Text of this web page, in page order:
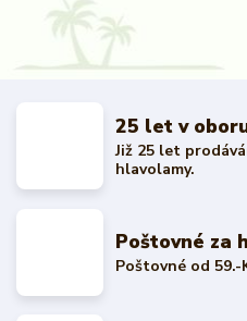
25 let v
Již 25 let
hlavolamy.
Poštovné za
Poštovné od 59.-